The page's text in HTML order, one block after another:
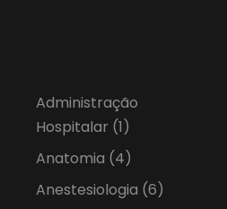
Administração
Hospitalar (1)
Anatomia (4)
Anestesiologia (6)